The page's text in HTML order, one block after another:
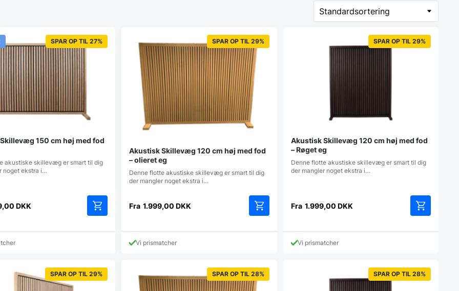
SPAR OP TIL 27%
150 cm høj med fod
akustiske skillevæg er smart til dig
noget ekstra i…
DKK
vare
Mulighederne
kan
SPAR OP TIL 29%
Akustisk Skillevæg 120 cm høj med fod
– olieret eg
Denne flotte akustiske skillevæg er smart til dig
der mangler noget ekstra i…
Fra 1.999,00DKK
vare
Mulighederne
kan
vælges
Vi prismatcher
SPAR OP TIL 29%
Akustisk Skillevæg 120 cm høj med fod
– Røget eg
Denne flotte akustiske skillevæg er smart til dig
der mangler noget ekstra i…
Fra 1.999,00 DKK
vare
kan
Vi prismatcher
SPAR OP TIL 29% SPAR OP TIL 28% SPAR OP TIL 28%